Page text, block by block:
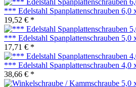
*** Edelstahl Spanplattenschrauben 6,0
19,52 € *
*** Edelstahl Spanplattenschrauben 5,0
17,71 € *
*** Edelstahl Spanplattenschrauben 4,0
38,66 € *